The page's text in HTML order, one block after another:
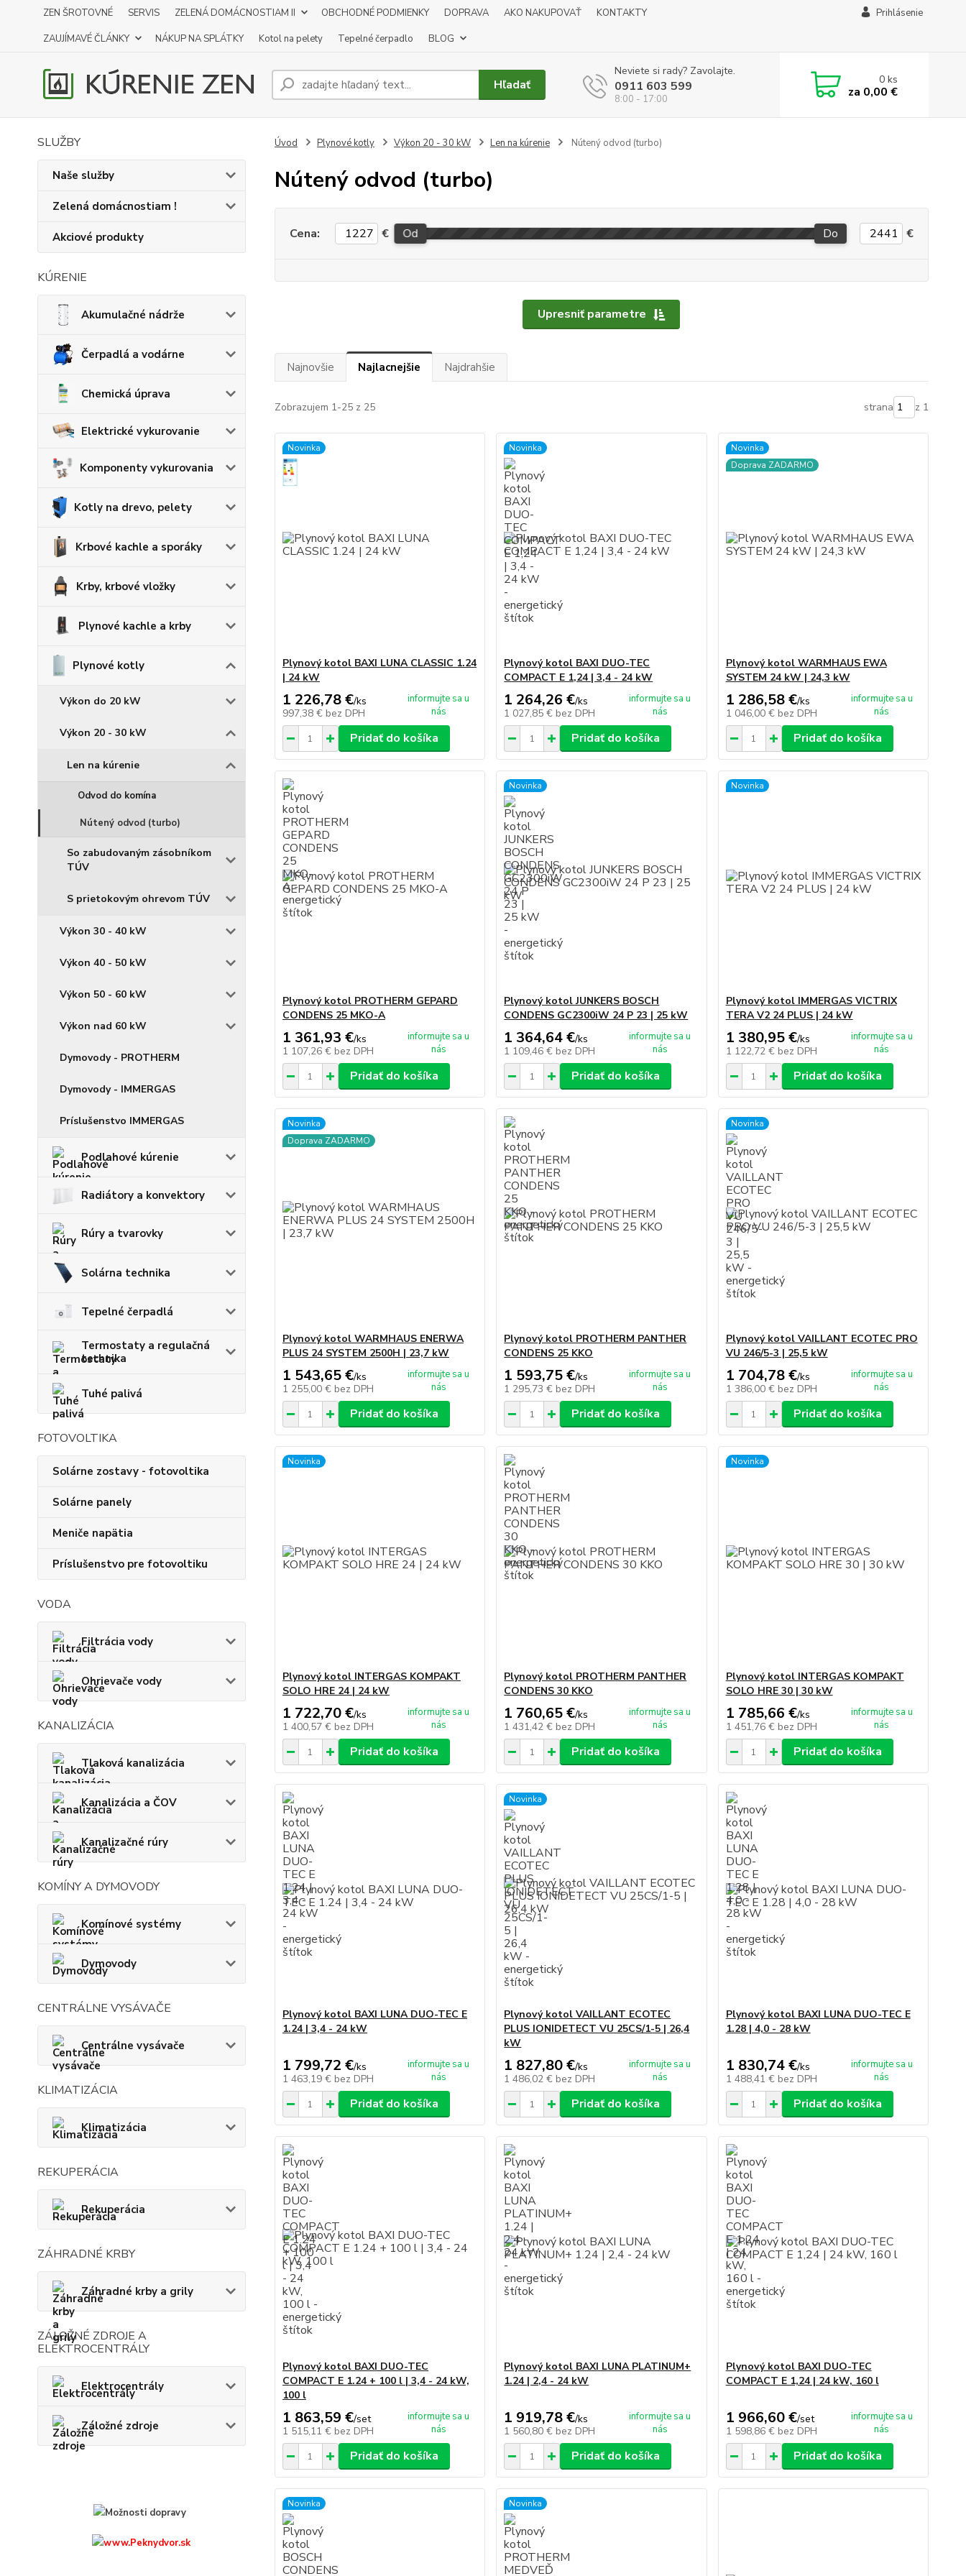
ZEN ŠROTOVNÉ SERVIS ZELENÁ DOMÁCNOSTIAM II OBCHODNÉ PODMIENKY DOPRAVA AKO NAKUPOVAŤ
KONTAKTY
ZAUJÍMAVÉ ČLÁNKY
NÁKUP NA SPLÁTKY Kotol na pelety Tepelné čerpadlo BLOG
Prihlásenie
Hľadať
Neviete si rady? Zavolajte.
0911 603 599
8:00 - 17:00
0ks
za 0,00 €
SLUŽBY
Naše služby
Zelená domácnostiam !
Akciové produkty
KÚRENIE
Akumulačné nádrže
Čerpadlá a vodárne
Chemická úprava
Elektrické vykurovanie
Komponenty vykurovania
Kotly na drevo, pelety
Krbové kachle a sporáky
Krby, krbové vložky
Plynové kachle a krby
Plynové kotly
Výkon do 20 kW
Výkon 20 - 30 kW
Len na kúrenie
Odvod do komína
Nútený odvod (turbo)
So zabudovaným zásobníkom
TÚV
S prietokovým ohrevom TÚV
Výkon 30 - 40 kW
Výkon 40 - 50 kW
Výkon 50 - 60 kW
Výkon nad 60 kW
Dymovody - PROTHERM
Dymovody - IMMERGAS
Príslušenstvo IMMERGAS
Podlahové kúrenie
Radiátory a konvektory
Rúry a tvarovky
Solárna technika
Tepelné čerpadlá
Termostaty a regulačná
technika
Tuhé palivá
FOTOVOLTIKA
Solárne zostavy - fotovoltika
Solárne panely
Meniče napätia
Príslušenstvo pre fotovoltiku
VODA
Filtrácia vody
Ohrievače vody
KANALIZÁCIA
Tlaková kanalizácia
Kanalizácia a ČOV
Kanalizačné rúry
KOMÍNY A DYMOVODY
Komínové systémy
Dymovody
CENTRÁLNE VYSÁVAČE
Centrálne vysávače
KLIMATIZÁCIA
Klimatizácia
REKUPERÁCIA
Rekuperácia
ZÁHRADNÉ KRBY
Záhradné krby a grily
ZÁLOŽNÉ ZDROJE A
ELEKTROCENTRÁLY
Elektrocentrály
Záložné zdroje
Úvod Plynové kotly Výkon 20 - 30 kW Len na kúrenie Nútený odvod (turbo)
Nútený odvod (turbo)
Upresniť parametre
Cena: € Od Do €
Najnovšie Najlacnejšie Najdrahšie
Zobrazujem 1-25 z 25 strana z 1
Novinka
Plynový kotol BAXI LUNA CLASSIC 1.24
| 24 kW
1 226,78 €/ks
997,38 € bez DPH
informujte sa u
nás
Pridať do košíka
Novinka
Plynový kotol BAXI DUO-TEC
COMPACT E 1,24 | 3,4 - 24 kW
1 264,26 €/ks
1 027,85 € bez DPH
informujte sa u
nás
Pridať do košíka
Novinka
Doprava ZADARMO
Plynový kotol WARMHAUS EWA
SYSTEM 24 kW | 24,3 kW
1 286,58 €/ks
1 046,00 € bez DPH
informujte sa u
nás
Pridať do košíka
Plynový kotol PROTHERM GEPARD
CONDENS 25 MKO-A
1 361,93 €/ks
1 107,26 € bez DPH
informujte sa u
nás
Pridať do košíka
Novinka
Plynový kotol JUNKERS BOSCH
CONDENS GC2300iW 24 P 23 | 25 kW
1 364,64 €/ks
1 109,46 € bez DPH
informujte sa u
nás
Pridať do košíka
Novinka
Plynový kotol IMMERGAS VICTRIX
TERA V2 24 PLUS | 24 kW
1 380,95 €/ks
1 122,72 € bez DPH
informujte sa u
nás
Pridať do košíka
Novinka
Doprava ZADARMO
Plynový kotol WARMHAUS ENERWA
PLUS 24 SYSTEM 2500H | 23,7 kW
1 543,65 €/ks
1 255,00 € bez DPH
informujte sa u
nás
Pridať do košíka
Plynový kotol PROTHERM PANTHER
CONDENS 25 KKO
1 593,75 €/ks
1 295,73 € bez DPH
informujte sa u
nás
Pridať do košíka
Novinka
Plynový kotol VAILLANT ECOTEC PRO
VU 246/5-3 | 25,5 kW
1 704,78 €/ks
1 386,00 € bez DPH
informujte sa u
nás
Pridať do košíka
Novinka
Plynový kotol INTERGAS KOMPAKT
SOLO HRE 24 | 24 kW
1 722,70 €/ks
1 400,57 € bez DPH
informujte sa u
nás
Pridať do košíka
Plynový kotol PROTHERM PANTHER
CONDENS 30 KKO
1 760,65 €/ks
1 431,42 € bez DPH
informujte sa u
nás
Pridať do košíka
Novinka
Plynový kotol INTERGAS KOMPAKT
SOLO HRE 30 | 30 kW
1 785,66 €/ks
1 451,76 € bez DPH
informujte sa u
nás
Pridať do košíka
Plynový kotol BAXI LUNA DUO-TEC E
1.24 | 3,4 - 24 kW
1 799,72 €/ks
1 463,19 € bez DPH
informujte sa u
nás
Pridať do košíka
Novinka
Plynový kotol VAILLANT ECOTEC
PLUS IONIDETECT VU 25CS/1-5 | 26,4
kW
1 827,80 €/ks
1 486,02 € bez DPH
informujte sa u
nás
Pridať do košíka
Plynový kotol BAXI LUNA DUO-TEC E
1.28 | 4,0 - 28 kW
1 830,74 €/ks
1 488,41 € bez DPH
informujte sa u
nás
Pridať do košíka
Plynový kotol BAXI DUO-TEC
COMPACT E 1.24 + 100 l | 3,4 - 24 kW,
100 l
1 863,59 €/set
1 515,11 € bez DPH
informujte sa u
nás
Pridať do košíka
Plynový kotol BAXI LUNA PLATINUM+
1.24 | 2,4 - 24 kW
1 919,78 €/ks
1 560,80 € bez DPH
informujte sa u
nás
Pridať do košíka
Plynový kotol BAXI DUO-TEC
COMPACT E 1,24 | 24 kW, 160 l
1 966,60 €/set
1 598,86 € bez DPH
informujte sa u
nás
Pridať do košíka
Novinka Novinka